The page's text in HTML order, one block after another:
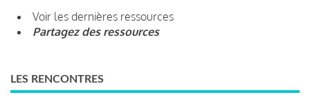
Voir les dernières ressources
Partagez des ressources
LES RENCONTRES